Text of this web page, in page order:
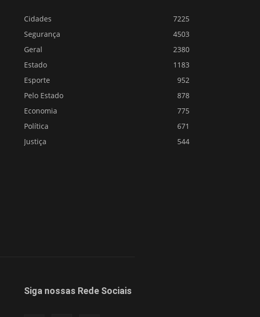
Cidades
7225
Segurança
4503
Geral
2380
Estado
1183
Esporte
952
Pelo Estado
878
Economia
775
Política
671
Justiça
544
Siga nossas Rede Sociais